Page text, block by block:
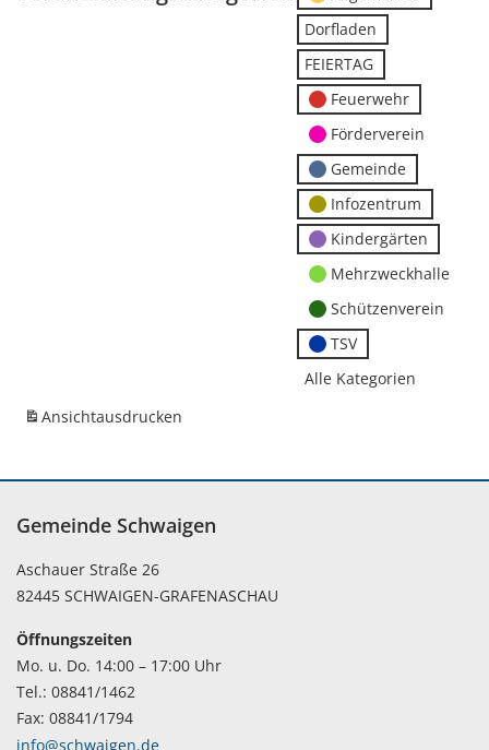
Dorfladen
FEIERTAG
Feuerwehr
Förderverein
Gemeinde
Infozentrum
Kindergärten
Mehrzweckhalle
Schützenverein
TSV
Alle Kategorien
Ansichtausdrucken
Gemeinde Schwaigen
Aschauer Straße 26
82445 SCHWAIGEN-GRAFENASCHAU
Öffnungszeiten
Mo. u. Do. 14:00 – 17:00 Uhr
Tel.: 08841/1462
Fax: 08841/1794
info@schwaigen.de